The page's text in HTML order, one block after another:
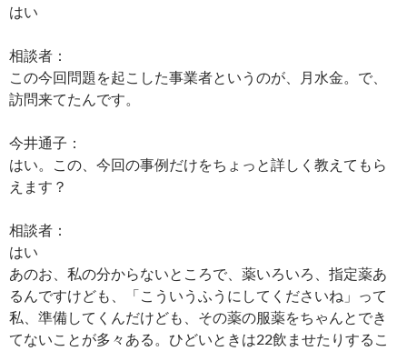
はい
相談者：
この今回問題を起こした事業者というのが、月水金。で、
訪問来てたんです。
今井通子：
はい。この、今回の事例だけをちょっと詳しく教えてもら
えます？
相談者：
はい
あのお、私の分からないところで、薬いろいろ、指定薬あ
るんですけども、「こういうふうにしてくださいね」って
私、準備してくんだけども、その薬の服薬をちゃんとでき
てないことが多々ある。ひどいときは22飲ませたりするこ